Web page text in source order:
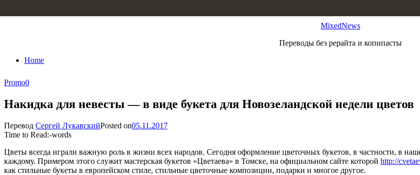
MixedNews
Переводы без рерайта и копипасты
Home
Promo0
Накидка для невесты — в виде букета для Новозеландской недели цветов
Перевод Сергей ЛукавскийPosted on05.11.2017
Time to Read:-words
Цветы всегда играли важную роль в жизни всех народов. Сегодня оформление цветочных букетов, в частности, в
каждому. Примером этого служит мастерская букетов «Цветаева» в Томске, на официальном сайте которой http://
как стильные букеты в европейском стиле, стильные цветочные композиции, подарки и многое другое.